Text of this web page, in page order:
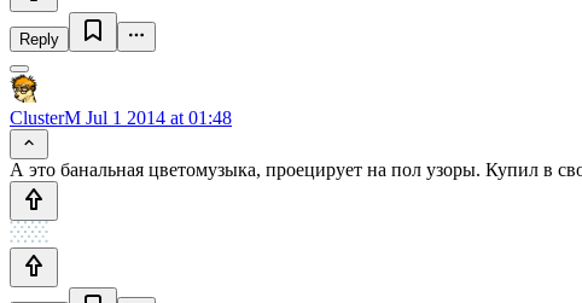
Reply
ClusterM Jul 1 2014 at 01:48
А это банальная цветомузыка, проецирует на пол узоры. Купил в